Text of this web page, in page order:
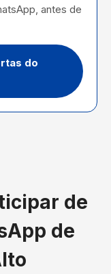
antes de
do
de
de